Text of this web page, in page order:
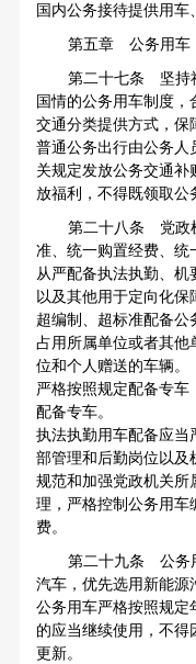
国内公务接待提供用车
第五章 公务用车
第二十七条 坚持
国情的公务用车制度，
交通分类提供方式，保
普通公务出行由公务人
关规定发放公务交通
放福利，不得既领取公
第二十八条 党政
准、统一购置经费、统
从严配备执法执勤、
以及其他用于定向化
超编制、超标准配备公
占用所属单位或者其他
位和个人赠送的车辆。
严格按照规定配备专车
配备专车。
执法执勤用车配备应当
部管理和后勤岗位以及
规范和加强党政机关所
理，严格控制公务用车
费。
第二十九条 公务
汽车，优先选用新能源
公务用车严格按照规定
的应当继续使用，不
更新。